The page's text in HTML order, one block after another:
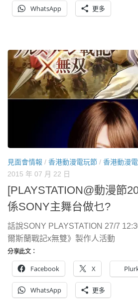
WhatsApp 更多
見面會情報 / 香港動漫電玩節 / 香港動漫
2015 年 07 月 22 日
[PLAYSTATION@動漫節
係SONY主舞台做乜?
話說SONY PLAYSTATION 27/7
爾斯蘭戰記x無雙》製作人活動
分享此文：
Facebook X
WhatsApp 更多